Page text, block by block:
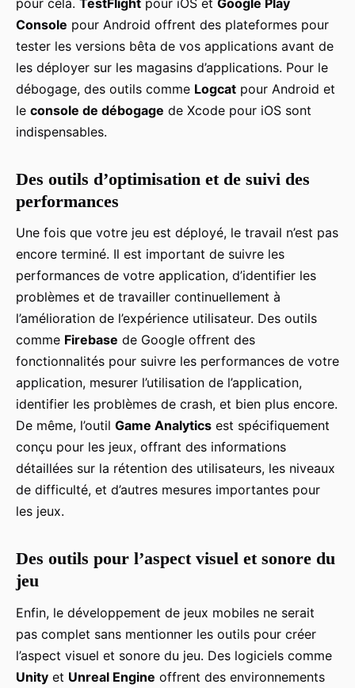
Console pour Android offrent des plateformes pour
tester les versions bêta de vos applications avant de
les déployer sur les magasins d’applications. Pour le
débogage, des outils comme Logcat pour Android et
le console de débogage de Xcode pour iOS sont
indispensables.
Des outils d’optimisation et de suivi des
performances
Une fois que votre jeu est déployé, le travail n’est pas
encore terminé. Il est important de suivre les
performances de votre application, d’identifier les
problèmes et de travailler continuellement à
l’amélioration de l’expérience utilisateur. Des outils
comme Firebase de Google offrent des
fonctionnalités pour suivre les performances de votre
application, mesurer l’utilisation de l’application,
identifier les problèmes de crash, et bien plus encore.
De même, l’outil Game Analytics est spécifiquement
conçu pour les jeux, offrant des informations
détaillées sur la rétention des utilisateurs, les niveaux
de difficulté, et d’autres mesures importantes pour
les jeux.
Des outils pour l’aspect visuel et sonore du
jeu
Enfin, le développement de jeux mobiles ne serait
pas complet sans mentionner les outils pour créer
l’aspect visuel et sonore du jeu. Des logiciels comme
Unity et Unreal Engine offrent des environnements